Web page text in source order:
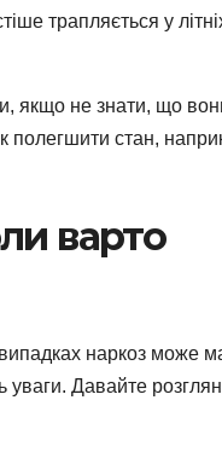
трапляється у
якщо не знати, що
полегшити стан,
варто
наркоз може
Давайте